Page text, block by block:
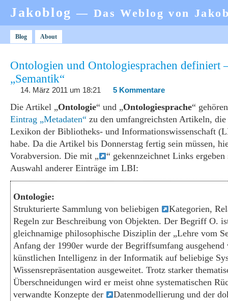
Jakoblog— Das Weblog von
Blog About
Ontologien und Ontologiesprachen definiert
„Semantik“
14. März 2011 um 18:21 5 Kommentare
Die Artikel „Ontologie“ und „Ontologiesprache“
Eintrag „Metadaten“ zu den umfangreichsten Artikeln,
Lexikon der Bibliotheks- und Informationswissenschaft
habe. Da die Artikel bis Donnerstag fertig sein müssen,
Vorabversion. Die mit „
“ gekennzeichnet Links ergeben
Auswahl anderer Einträge im LBI:
Ontologie:
Strukturierte Sammlung von beliebigen
Kategorien,
Regeln zur Beschreibung von Objekten. Der Begriff O.
gleichnamige philosophische Disziplin der „Lehre vom
Anfang der 1990er wurde der Begriffsumfang
künstlichen Intelligenz in der Informatik auf beliebige
Wissensrepräsentation ausgeweitet. Trotz starker
Überschneidungen wird er meist ohne systematischen
verwandte Konzepte der
Datenmodellierung und der